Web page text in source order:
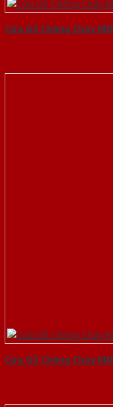
Cửa Gỗ Chống Cháy
Cửa Gỗ Chống Cháy